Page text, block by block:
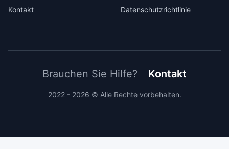
Kontakt
Datenschutzrichtlinie
Brauchen Sie Hilfe? Kontakt
2022 - 2026 © Alle Rechte vorbehalten.